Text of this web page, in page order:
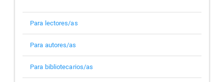
Para lectores/as
Para autores/as
Para bibliotecarios/as